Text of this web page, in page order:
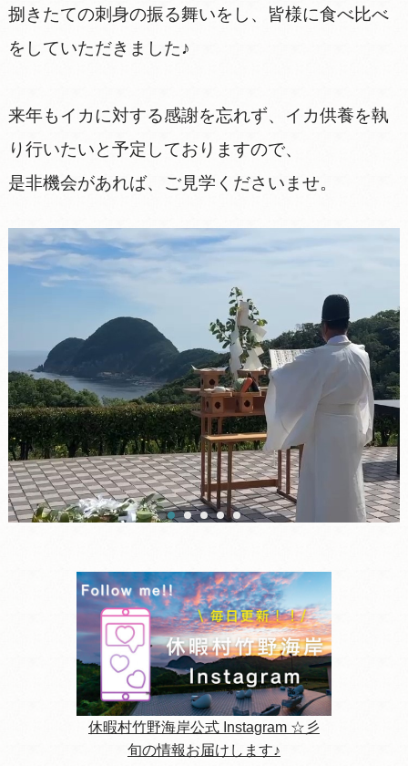
捌きたての刺身の振る舞いをし、皆様に食べ比べ
をしていただきました♪
来年もイカに対する感謝を忘れず、イカ供養を執
り行いたいと予定しておりますので、
是非機会があれば、ご見学くださいませ。
休暇村竹野海岸公式 Instagram ☆彡
旬の情報お届けします♪